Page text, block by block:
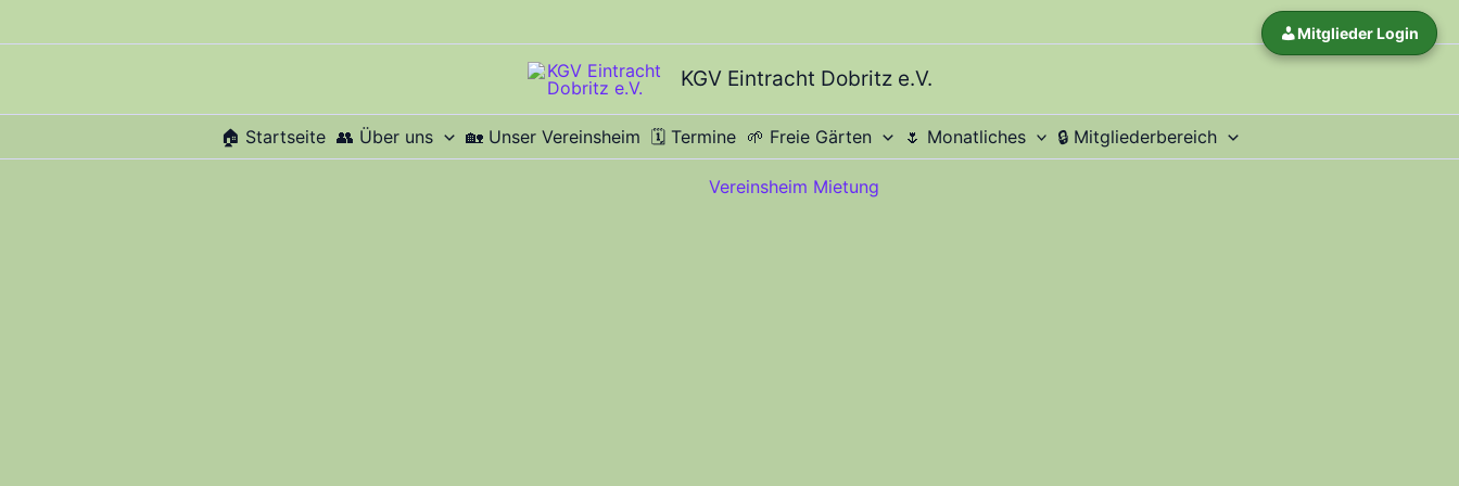
Inhalt
Mitglieder Login
KGV Eintracht Dobritz e.V.
​🏠 Startseite ​👥 Über uns 🏡 Unser Vereinsheim ​🗓️ Termine ​🌱 Freie Gärten 🌷 Monatliches ​🔒 Mitgliederbereich
Vereinsheim Mietung